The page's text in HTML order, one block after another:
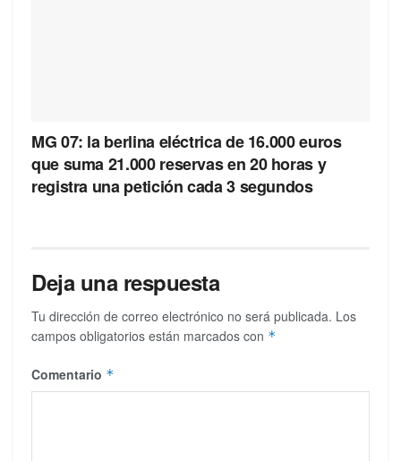
MG 07: la berlina eléctrica de 16.000 euros
que suma 21.000 reservas en 20 horas y
registra una petición cada 3 segundos
Deja una respuesta
Tu dirección de correo electrónico no será publicada. Los
campos obligatorios están marcados con *
Comentario *